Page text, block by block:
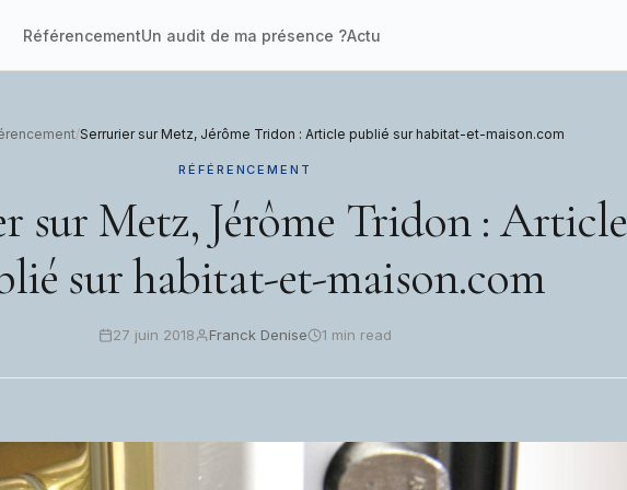
RéférencementUn audit de ma présence ?Actu
/Serrurier sur Metz, Jérôme Tridon : Article publié sur habitat-et-maison.com
RÉFÉRENCEMENT
sur Metz, Jérôme Tridon : Article
sur habitat-et-maison.com
27 juin 2018 Franck Denise 1 min read